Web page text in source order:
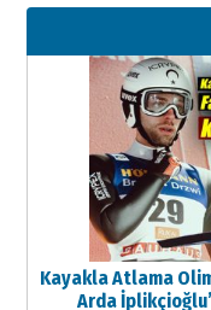
Metin
11 Mayıs
Kayakla Atlama
Arda